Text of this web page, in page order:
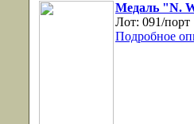
Медаль "N.
Лот: 091/порт
Подробное